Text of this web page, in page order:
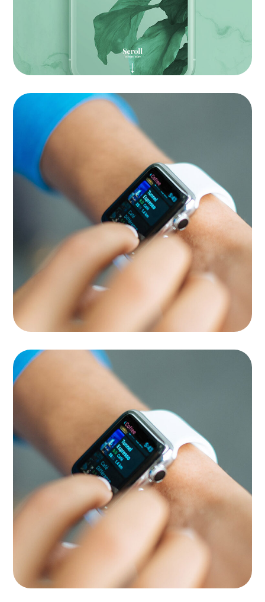
Platform Integration
APPS | LANDINGS
Platform Integration
APPS | LANDINGS